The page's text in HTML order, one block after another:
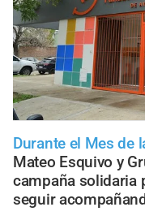
Durante el Mes de
Mateo Esquivo y
campaña solidaria
seguir